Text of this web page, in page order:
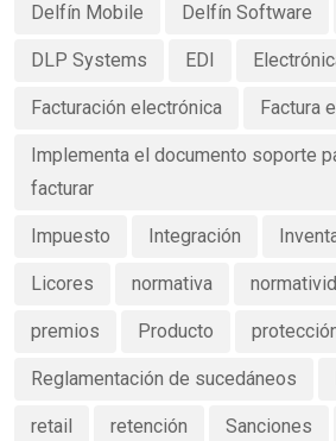
Delfín Mobile Delfín Software
DLP Systems EDI
Facturación electrónica Factura
Implementa el documento soporte
facturar
Impuesto Integración
Licores normativa
premios Producto
Reglamentación de sucedáneos
retail retención Sanciones